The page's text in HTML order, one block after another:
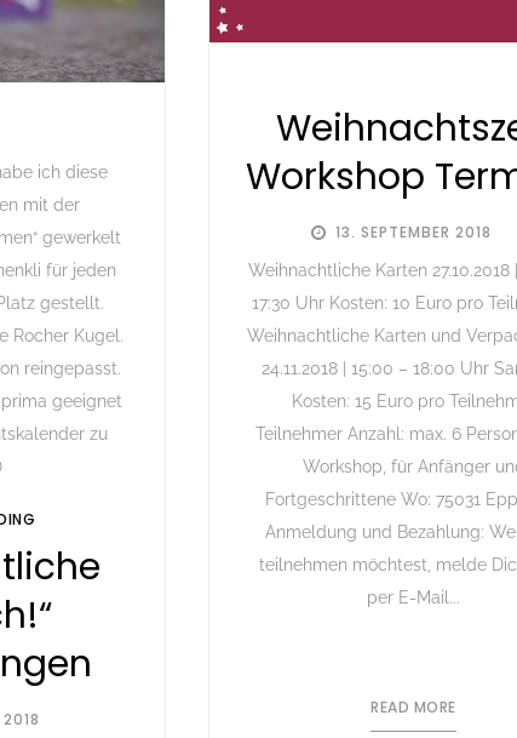
ich diese
mit der
gewerkelt
für jeden
gestellt.
Rocher Kugel.
reingepasst.
geeignet
zu
13. SEPTEMBER 2018
Workshop
Weihnachtliche Karten 27.10.2018
17:30 Uhr Kosten: 10 Euro pro
Weihnachtliche Karten und
24.11.2018 | 15:00 – 18:00 Uhr
Kosten: 15 Euro pro
Teilnehmer Anzahl: max. 6
Workshop, für Anfänger
Fortgeschrittene Wo: 75031
Anmeldung und Bezahlung:
teilnehmen möchtest, melde
per E-Mail...
READ MORE